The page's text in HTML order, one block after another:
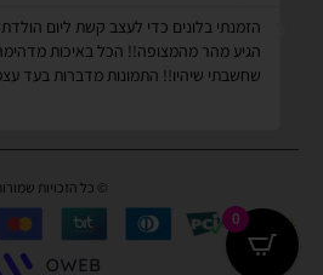
הזמנתי בלונים כדי לעצב קשת ליום
הגיע מהר מהמצופה!! הכל באיכות
שחשבתי שיהיו!! התמונות מדברות בעד
© כל הזכויות
0